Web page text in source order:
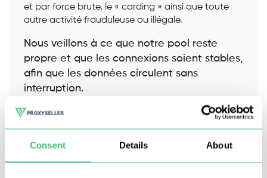
Consent Details About
et par force brute, le « carding » ainsi que toute
autre activité frauduleuse ou illégale.
Nous veillons à ce que notre pool reste
propre et que les connexions soient stables,
afin que les données circulent sans
interruption.
Foire aux questions